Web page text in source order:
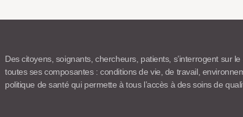
Des citoyens, soignants, chercheurs, patients, s’interrogent sur
toutes ses composantes : conditions de vie, de travail,
politique de santé qui permette à tous l’accès à des soins de